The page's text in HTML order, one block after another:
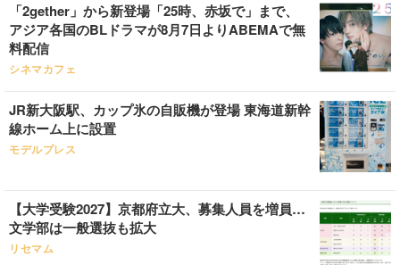
「2gether」から新登場「25時、赤坂で」まで、
アジア各国のBLドラマが8月7日よりABEMAで無
料配信
シネマカフェ
JR新大阪駅、カップ氷の自販機が登場 東海道新幹
線ホーム上に設置
モデルプレス
【大学受験2027】京都府立大、募集人員を増員…
文学部は一般選抜も拡大
リセマム